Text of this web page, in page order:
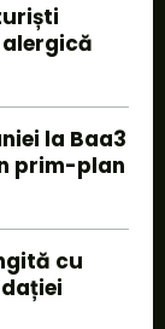
la Baa3
prim-plan
cu